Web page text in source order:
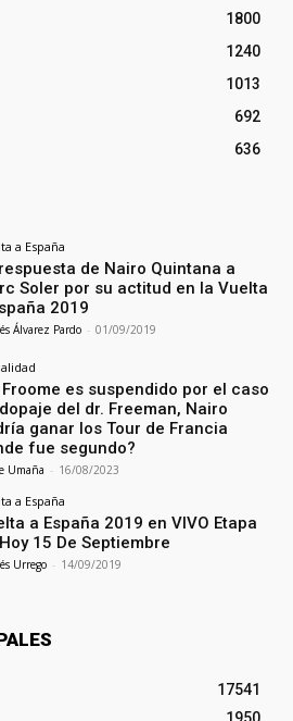
1800
1240
1013
692
636
a España
de Nairo Quintana a
Soler por su actitud en la Vuelta
2019
Álvarez Pardo - 01/09/2019
Froome es suspendido por el caso
del dr. Freeman, Nairo
ganar los Tour de Francia
fue segundo?
Umaña - 16/08/2023
a España
a España 2019 en VIVO Etapa
15 De Septiembre
Urrego - 14/09/2019
17541